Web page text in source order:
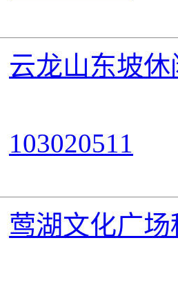
云龙山东坡
103020511
莺湖文化广